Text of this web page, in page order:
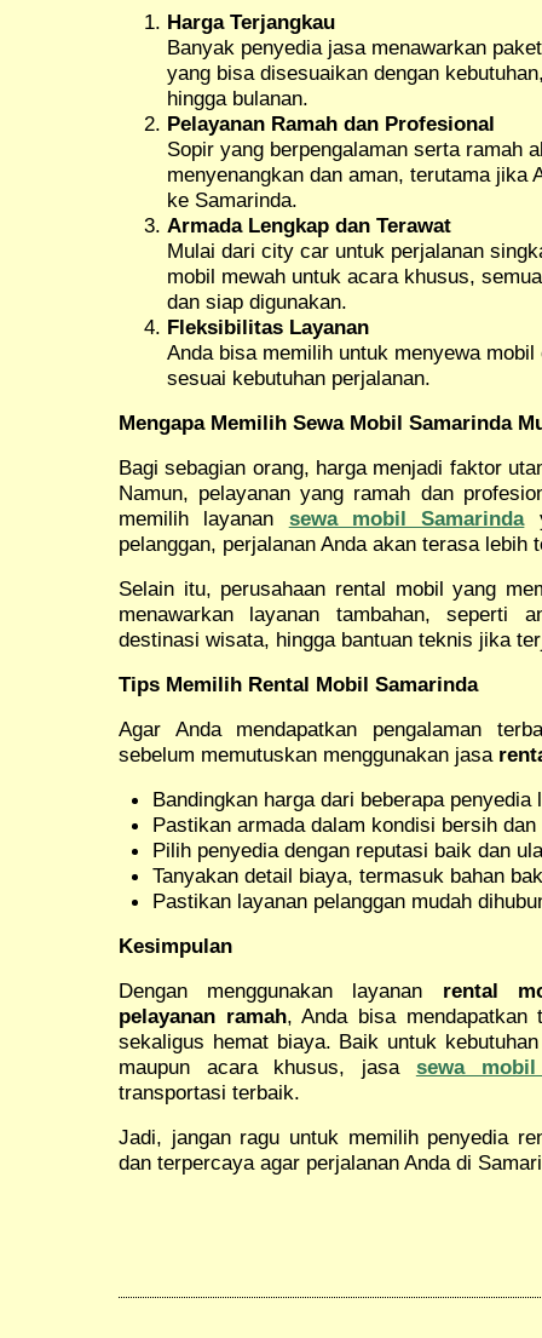
Harga Terjangkau
Banyak penyedia jasa menawarkan
yang bisa disesuaikan dengan
hingga bulanan.
Pelayanan Ramah dan Profesional
Sopir yang berpengalaman serta ramah
menyenangkan dan aman, terutama jika
ke Samarinda.
Armada Lengkap dan Terawat
Mulai dari city car untuk perjalanan
mobil mewah untuk acara khusus,
dan siap digunakan.
Fleksibilitas Layanan
Anda bisa memilih untuk menyewa
sesuai kebutuhan perjalanan.
Mengapa Memilih Sewa Mobil Samarinda
Bagi sebagian orang, harga menjadi faktor
Namun, pelayanan yang ramah dan
memilih layanan sewa mobil Samarinda
pelanggan, perjalanan Anda akan terasa lebih
Selain itu, perusahaan rental mobil yang
menawarkan layanan tambahan, seperti
destinasi wisata, hingga bantuan teknis jika
Tips Memilih Rental Mobil Samarinda
Agar Anda mendapatkan pengalaman
sebelum memutuskan menggunakan jasa
Bandingkan harga dari beberapa penyedia
Pastikan armada dalam kondisi bersih
Pilih penyedia dengan reputasi baik dan
Tanyakan detail biaya, termasuk bahan
Pastikan layanan pelanggan mudah
Kesimpulan
Dengan menggunakan layanan rental
pelayanan ramah, Anda bisa mendapatkan
sekaligus hemat biaya. Baik untuk
maupun acara khusus, jasa sewa mobil
transportasi terbaik.
Jadi, jangan ragu untuk memilih penyedia
dan terpercaya agar perjalanan Anda di